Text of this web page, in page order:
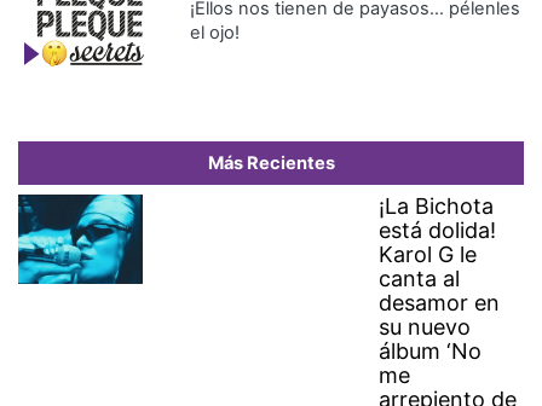
¡Ellos nos tienen de payasos… pélenles
el ojo!
Más Recientes
¡La Bichota
está dolida!
Karol G le
canta al
desamor en
su nuevo
álbum ‘No
me
arrepiento de